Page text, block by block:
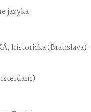
jazyka.
historička (Bratislava)